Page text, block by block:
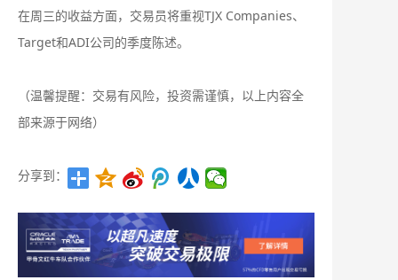
在周三的收益方面，交易员将重视TJX Companies、
Target和ADI公司的季度陈述。
（温馨提醒：交易有风险，投资需谨慎，以上内容全
部来源于网络）
分享到：